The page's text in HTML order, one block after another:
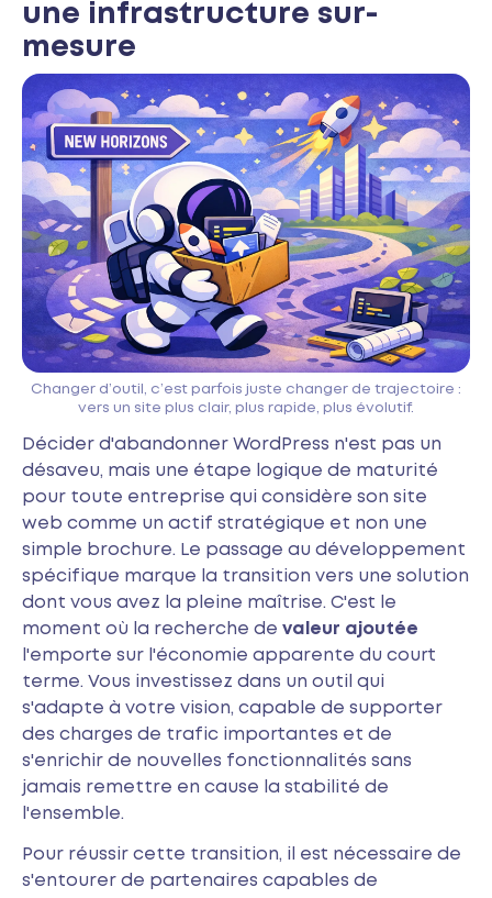
une infrastructure sur-
mesure
Changer d’outil, c’est parfois juste changer de trajectoire :
vers un site plus clair, plus rapide, plus évolutif.
Décider d'abandonner WordPress n'est pas un
désaveu, mais une étape logique de maturité
pour toute entreprise qui considère son site
web comme un actif stratégique et non une
simple brochure. Le passage au développement
spécifique marque la transition vers une solution
dont vous avez la pleine maîtrise. C'est le
moment où la recherche de valeur ajoutée
l'emporte sur l'économie apparente du court
terme. Vous investissez dans un outil qui
s'adapte à votre vision, capable de supporter
des charges de trafic importantes et de
s'enrichir de nouvelles fonctionnalités sans
jamais remettre en cause la stabilité de
l'ensemble.
Pour réussir cette transition, il est nécessaire de
s'entourer de partenaires capables de